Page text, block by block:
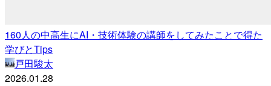
160人の中高生にAI・技術体験の講師をしてみたことで得た
学びとTips
戸田駿太
2026.01.28